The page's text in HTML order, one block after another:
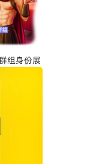
组身份展